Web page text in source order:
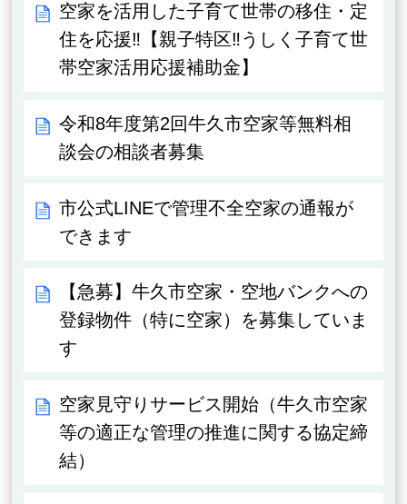
空家を活用した子育て世帯の移住・定
住を応援‼【親子特区‼うしく子育て世
帯空家活用応援補助金】
令和8年度第2回牛久市空家等無料相
談会の相談者募集
市公式LINEで管理不全空家の通報が
できます
【急募】牛久市空家・空地バンクへの
登録物件（特に空家）を募集していま
す
空家見守りサービス開始（牛久市空家
等の適正な管理の推進に関する協定締
結）